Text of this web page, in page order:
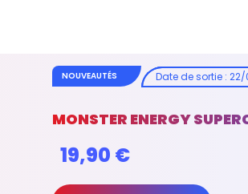
NOUVEAUTÉS Date de sortie: 22/
MONSTER ENERGY
19,90 €